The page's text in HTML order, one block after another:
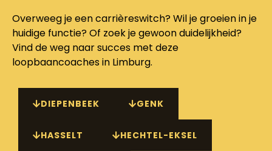
Overweeg je een carrièreswitch? Wil je groeien in je
huidige functie? Of zoek je gewoon duidelijkheid?
Vind de weg naar succes met deze
loopbaancoaches in Limburg.
DIEPENBEEK GENK
HASSELT HECHTEL-EKSEL